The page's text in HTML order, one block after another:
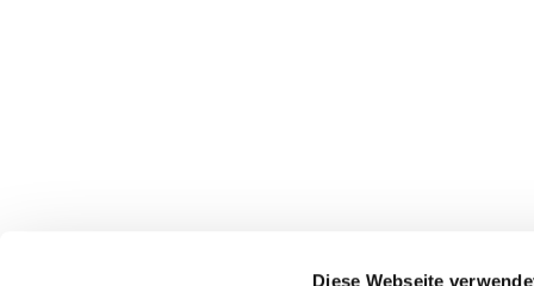
Diese Webseite